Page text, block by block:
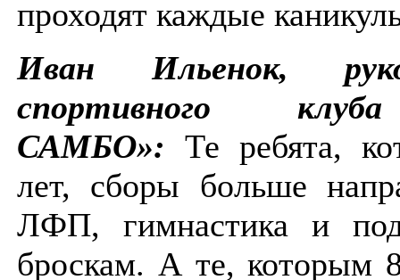
проходят каждые
Иван Ильенок,
спортивного
САМБО»: Те ребята,
лет, сборы больше
ЛФП, гимнастика и
броскам. А те, которым